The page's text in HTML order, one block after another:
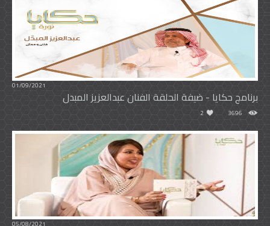
01/09/2021
برنامج حكايا - ضيفة الحلقة الفنان عبدالعزيز المبدل
3696
2